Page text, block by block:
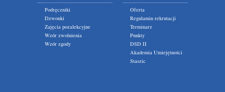
Podręczniki
Dzwonki
Zajęcia pozalekcyjne
Wzór zwolnienia
Wzór zgody
Oferta
Regulamin rekrutacji
Terminarz
Punkty
DSD II
Akademia Umiejętności
Staszic